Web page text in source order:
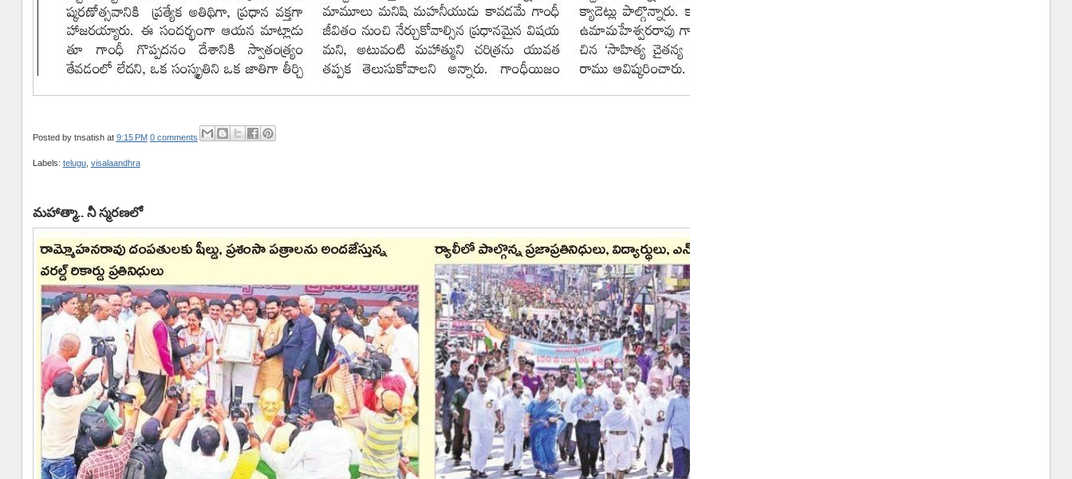
Posted by tnsatish at 9:15 PM 0 comments
Labels: telugu, visalaandhra
మహాత్మా.. నీ స్మరణలో